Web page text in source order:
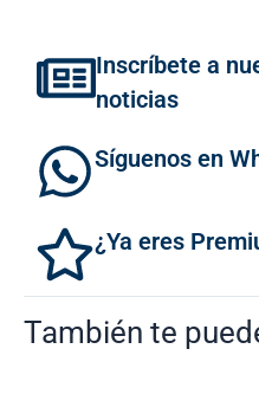
Inscríbete a
noticias
Síguenos en
¿Ya eres
También te